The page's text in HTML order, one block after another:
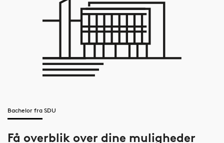
Bachelor fra SDU
Få overblik over dine muligheder